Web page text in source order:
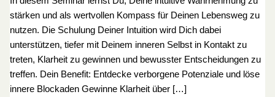
stärken und als wertvollen Kompass für Deinen Lebensweg zu
nutzen. Die Schulung Deiner Intuition wird Dich dabei
unterstützen, tiefer mit Deinem inneren Selbst in Kontakt zu
treten, Klarheit zu gewinnen und bewusster Entscheidungen zu
treffen. Dein Benefit: Entdecke verborgene Potenziale und löse
innere Blockaden Gewinne Klarheit über […]